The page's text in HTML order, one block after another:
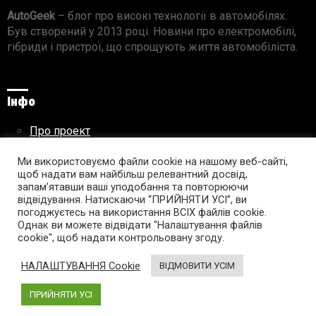
AutoGeek– блог про високі технології в автомобілях.
Був створений у 2013 році. Новини про електромобілі,
гібриди і пристрої, що спрощують життя автомобіліста.
Інфо
Про проект
Правила використання матеріалів
Підпишись на AutoGeek!
facebooktwitter instagramyoutube tumblr linkedin
Ми використовуємо файли cookie на нашому веб-сайті,
щоб надати вам найбільш релевантний досвід,
запам’ятавши ваші уподобання та повторюючи
відвідування. Натискаючи “ПРИЙНЯТИ УСІ”, ви
погоджуєтесь на використання ВСІХ файлів cookie.
Однак ви можете відвідати "Налаштування файлів
cookie", щоб надати контрольовану згоду.
НАЛАШТУВАННЯ Cookie ВІДМОВИТИ УСІМ
ПРИЙНЯТИ УСІ